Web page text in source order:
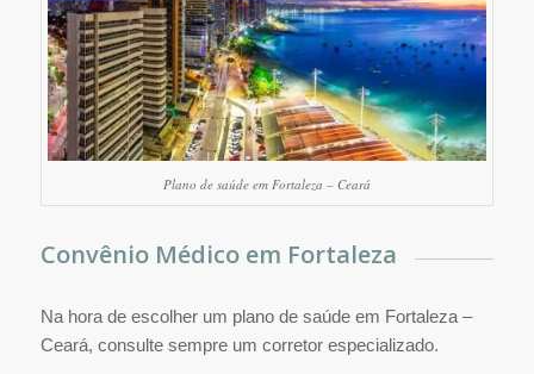
Plano de saúde em Fortaleza – Ceará
Convênio Médico em Fortaleza
Na hora de escolher um plano de saúde em Fortaleza –
Ceará, consulte sempre um corretor especializado.